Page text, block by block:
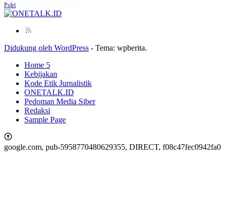
Polri
Didukung oleh WordPress - Tema: wpberita.
Home 5
Kebijakan
Kode Etik Jurnalistik
ONETALK.ID
Pedoman Media Siber
Redaksi
Sample Page
google.com, pub-5958770480629355, DIRECT, f08c47fec0942fa0